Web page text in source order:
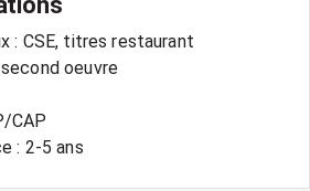
: CSE, titres restaurant
oeuvre
CAP
: 2-5 ans